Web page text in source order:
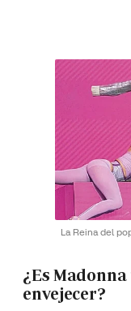
La Reina del
¿Es
envejecer?